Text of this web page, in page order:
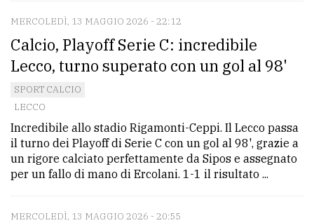
per
comune
Ricerca
avanzata
LE
ALTRE
TESTATE
MERCOLEDÌ, 13 MAGGIO 2026 - 22:12
Calcio, Playoff Serie C: incredibile
Lecco, turno superato con un gol al 98'
SPORT CALCIO
LECCO
Incredibile allo stadio Rigamonti-Ceppi. Il Lecco passa
il turno dei Playoff di Serie C con un gol al 98', grazie a
un rigore calciato perfettamente da Sipos e assegnato
per un fallo di mano di Ercolani. 1-1 il risultato ...
MERCOLEDÌ, 13 MAGGIO 2026 - 20:55